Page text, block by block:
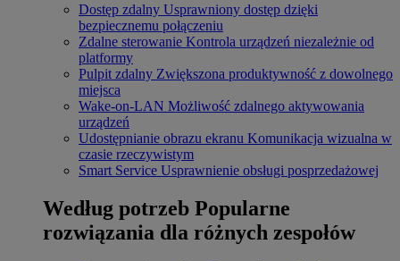
Dostęp zdalny Usprawniony dostęp dzięki
bezpiecznemu połączeniu
Zdalne sterowanie Kontrola urządzeń niezależnie od
platformy
Pulpit zdalny Zwiększona produktywność z dowolnego
miejsca
Wake-on-LAN Możliwość zdalnego aktywowania
urządzeń
Udostępnianie obrazu ekranu Komunikacja wizualna w
czasie rzeczywistym
Smart Service Usprawnienie obsługi posprzedażowej
Według potrzeb Popularne
rozwiązania dla różnych zespołów